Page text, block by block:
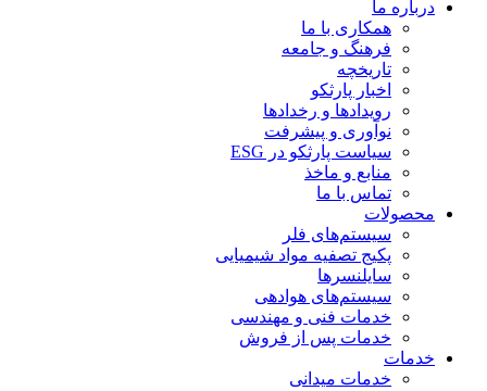
درباره ما
همکاری با ما
فرهنگ و جامعه
تاریخچه
اخبار پارثکو
رویدادها و رخدادها
نوآوری و پیشرفت
سیاست پارثکو در ESG
منابع و ماخذ
تماس با ما
محصولات
سيستم‌های فلر
پکیج تصفیه مواد شیمیایی
سایلنسرها
سیستم‌های هوادهی
خدمات فنی و مهندسی
خدمات پس از فروش
خدمات
خدمات میدانی